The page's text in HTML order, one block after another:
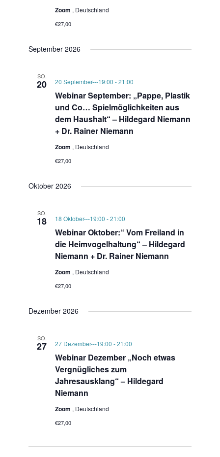
Zoom , Deutschland
€27,00
September 2026
SO.
20
Webinar September: „Pappe, Plastik
und Co… Spielmöglichkeiten aus
dem Haushalt“ – Hildegard Niemann
+ Dr. Rainer Niemann
20 September---19:00 -21:00
Zoom , Deutschland
€27,00
Oktober 2026
SO.
18
Webinar Oktober:“ Vom Freiland in
die Heimvogelhaltung“ – Hildegard
Niemann + Dr. Rainer Niemann
18 Oktober---19:00 -21:00
Zoom , Deutschland
€27,00
Dezember 2026
SO.
27
Webinar Dezember „Noch etwas
Vergnügliches zum
Jahresausklang“ – Hildegard
Niemann
27 Dezember---19:00 -21:00
Zoom , Deutschland
€27,00